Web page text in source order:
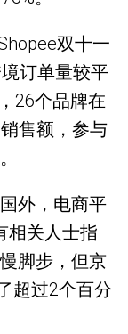
双十一
订单量较平
26个品牌在
售额，参与
外，电商平
相关人士指
脚步，但京
超过2个百分